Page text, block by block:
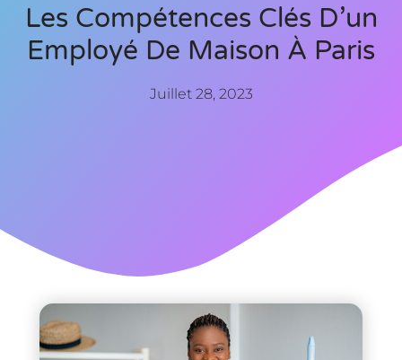
Les Compétences Clés D’un
Employé De Maison À Paris
Juillet 28, 2023